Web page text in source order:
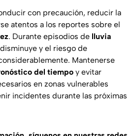
con precaución, reducir la
atentos a los reportes sobre el
. Durante episodios de lluvia
y el riesgo de
Mantenerse
del tiempo y evitar
en zonas vulnerables
incidentes durante las próximas